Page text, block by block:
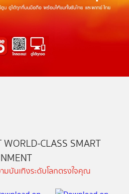
WORLD-CLASS SMART
มบันเทิงระดับโลกตรงใจคุณ